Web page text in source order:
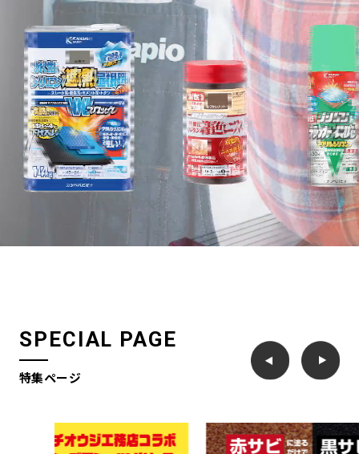
お問い合わせ
関西ペイントHP
Q&A
SPECIAL PAGE
特集ページ